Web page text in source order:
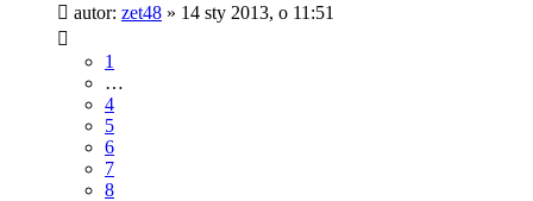
autor: zet48 » 14 sty 2013, o 11:51
1
…
4
5
6
7
8